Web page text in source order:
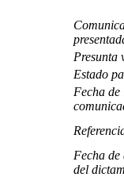
Presunta
Estado
Fecha de
Fecha
del